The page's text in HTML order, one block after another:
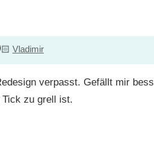
Vladimir
verpasst. Gefällt mir
zu grell ist.